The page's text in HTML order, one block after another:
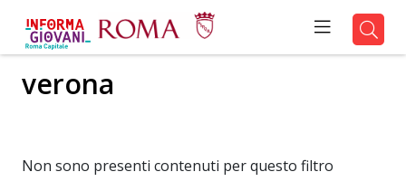
verona
Non sono presenti contenuti per questo filtro